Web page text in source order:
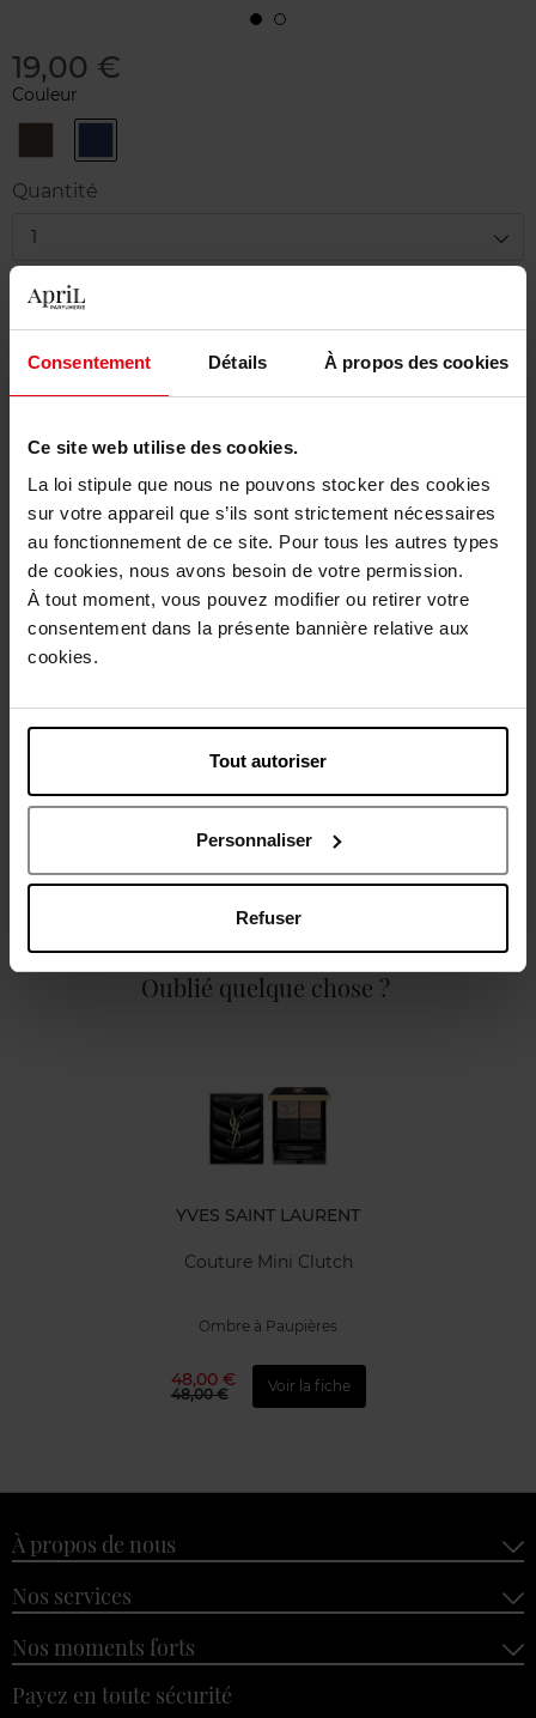
Consentement Détails À propos des cookies
Ce site web utilise des cookies.
La loi stipule que nous ne pouvons stocker des cookies
sur votre appareil que s’ils sont strictement nécessaires
au fonctionnement de ce site. Pour tous les autres types
de cookies, nous avons besoin de votre permission.
À tout moment, vous pouvez modifier ou retirer votre
consentement dans la présente bannière relative aux
cookies.
Tout autoriser
Personnaliser
Refuser
19,00 €
Couleur
Brun
Danger
Bleu
Quantité
1
Livraison
Cet article n'est plus disponible pour le moment
Livraison gratuite à partir de 50€
Retour gratuit dans votre magasin
Description
Caractéristiques
Avis client Politique relative aux avis des clients
Oublié quelque chose ?
YVES SAINT LAURENT
Couture Mini Clutch
Ombre à Paupières
48,00 €
48,00 € Voir la fiche
À propos de nous
Nos services
Nos moments forts
Payez en toute sécurité